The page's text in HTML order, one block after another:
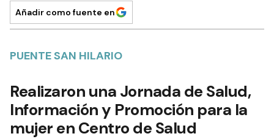
Añadir como fuente en
PUENTE SAN HILARIO
Realizaron una Jornada de Salud,
Información y Promoción para la
mujer en Centro de Salud